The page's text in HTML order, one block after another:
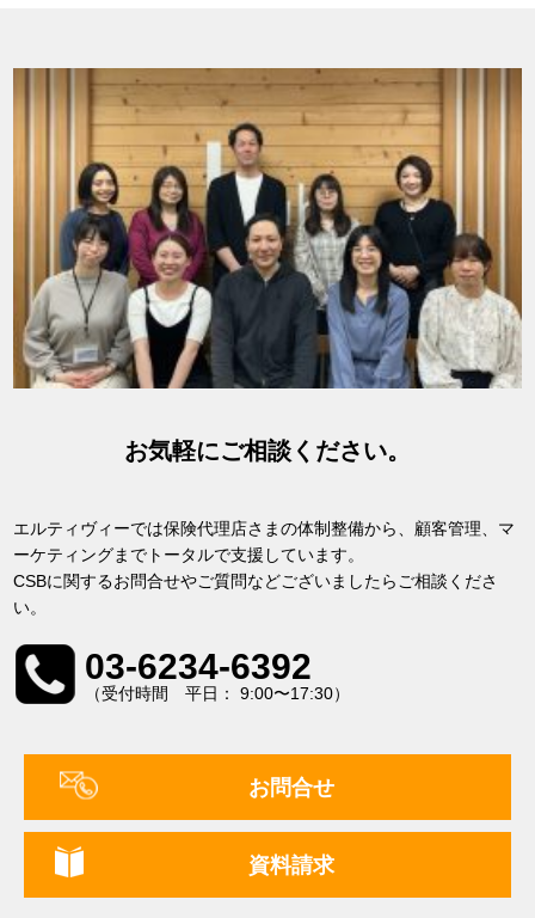
お気軽にご相談ください。
エルティヴィーでは保険代理店さまの体制整備から、顧客管理、マ
ーケティングまでトータルで支援しています。
CSBに関するお問合せやご質問などございましたらご相談くださ
い。
03-6234-6392
（受付時間 平日： 9:00〜17:30）
お問合せ
資料請求